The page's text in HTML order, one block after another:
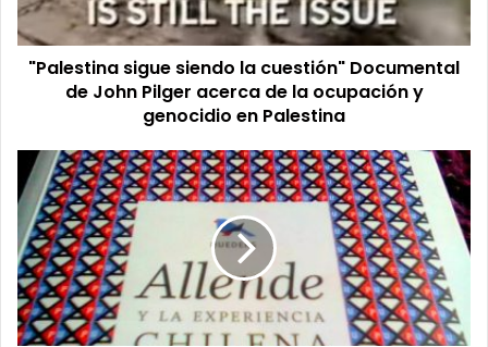
John
Pilger
acerca
genocidio
en
Palestina
"Palestina sigue siendo la cuestión" Documental
de John Pilger acerca de la ocupación y
genocidio en Palestina
«La
última
noche
en
Tomás
Moro.
El
tardío
referéndum».